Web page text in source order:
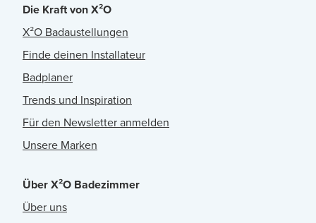
Die Kraft von X²O
X²O Badaustellungen
Finde deinen Installateur
Badplaner
Trends und Inspiration
Für den Newsletter anmelden
Unsere Marken
Über X²O Badezimmer
Über uns